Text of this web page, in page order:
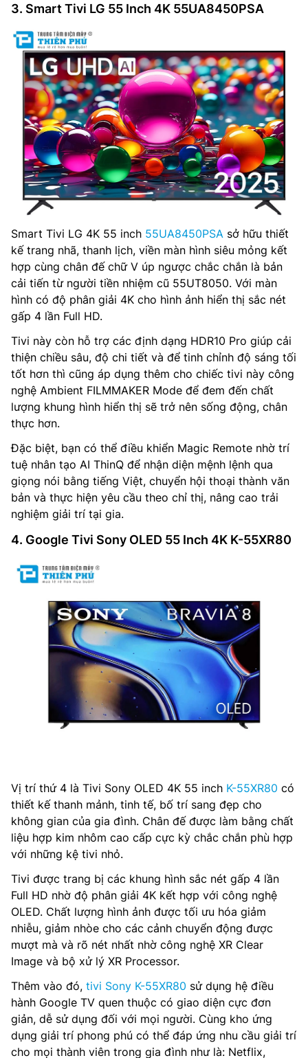
3. Smart Tivi LG 55 Inch 4K 55UA8450PSA
Smart Tivi LG 4K 55 inch 55UA8450PSA sở hữu thiết
kế trang nhã, thanh lịch, viền màn hình siêu mỏng kết
hợp cùng chân đế chữ V úp ngược chắc chắn là bản
cải tiến từ người tiền nhiệm cũ 55UT8050. Với màn
hình có độ phân giải 4K cho hình ảnh hiển thị sắc nét
gấp 4 lần Full HD.
Tivi này còn hỗ trợ các định dạng HDR10 Pro giúp cải
thiện chiều sâu, độ chi tiết và để tinh chỉnh độ sáng tối
tốt hơn thì cũng áp dụng thêm cho chiếc tivi này công
nghệ Ambient FILMMAKER Mode để đem đến chất
lượng khung hình hiển thị sẽ trở nên sống động, chân
thực hơn.
Đặc biệt, bạn có thể điều khiển Magic Remote nhờ trí
tuệ nhân tạo AI ThinQ để nhận diện mệnh lệnh qua
giọng nói bằng tiếng Việt, chuyển hội thoại thành văn
bản và thực hiện yêu cầu theo chỉ thị, nâng cao trải
nghiệm giải trí tại gia.
4. Google Tivi Sony OLED 55 Inch 4K K-55XR80
Vị trí thứ 4 là Tivi Sony OLED 4K 55 inch K-55XR80 có
thiết kế thanh mảnh, tinh tế, bố trí sang đẹp cho
không gian của gia đình. Chân đế được làm bằng chất
liệu hợp kim nhôm cao cấp cực kỳ chắc chắn phù hợp
với những kệ tivi nhỏ.
Tivi được trang bị các khung hình sắc nét gấp 4 lần
Full HD nhờ độ phân giải 4K kết hợp với công nghệ
OLED. Chất lượng hình ảnh được tối ưu hóa giảm
nhiễu, giảm nhòe cho các cảnh chuyển động được
mượt mà và rõ nét nhất nhờ công nghệ XR Clear
Image và bộ xử lý XR Processor.
Thêm vào đó, tivi Sony K-55XR80 sử dụng hệ điều
hành Google TV quen thuộc có giao diện cực đơn
giản, dễ sử dụng đối với mọi người. Cùng kho ứng
dụng giải trí phong phú có thể đáp ứng nhu cầu giải trí
cho mọi thành viên trong gia đình như là: Netflix,